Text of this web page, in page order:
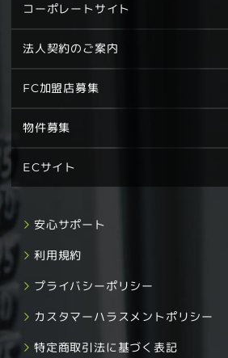
コーポレートサイト
法人契約のご案内
FC加盟店募集
物件募集
ECサイト
安心サポート
利用規約
プライバシーポリシー
カスタマーハラスメントポリシー
特定商取引法に基づく表記